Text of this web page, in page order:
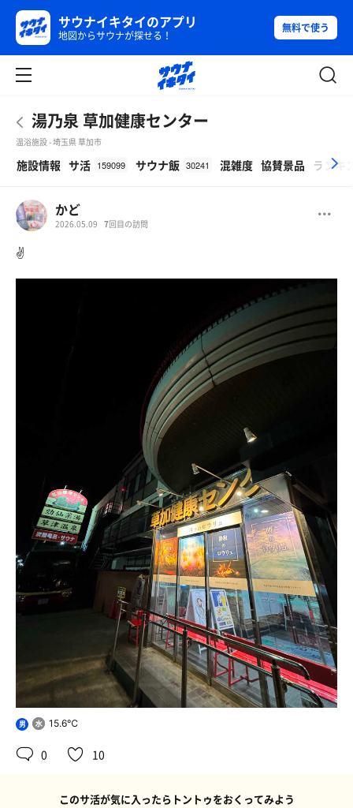
サウナイキタイのアプリ
地図からサウナが探せる！
無料で使う
湯乃泉 草加健康センター
温浴施設 - 埼玉県 草加市
施設情報 サ活 159099 サウナ飯 30241 混雑度 協賛景品 ランキ
かど
2026.05.09 7回目の訪問
✌️
男 15.6℃
0 10
このサ活が気に入ったらトントゥをおくってみよう